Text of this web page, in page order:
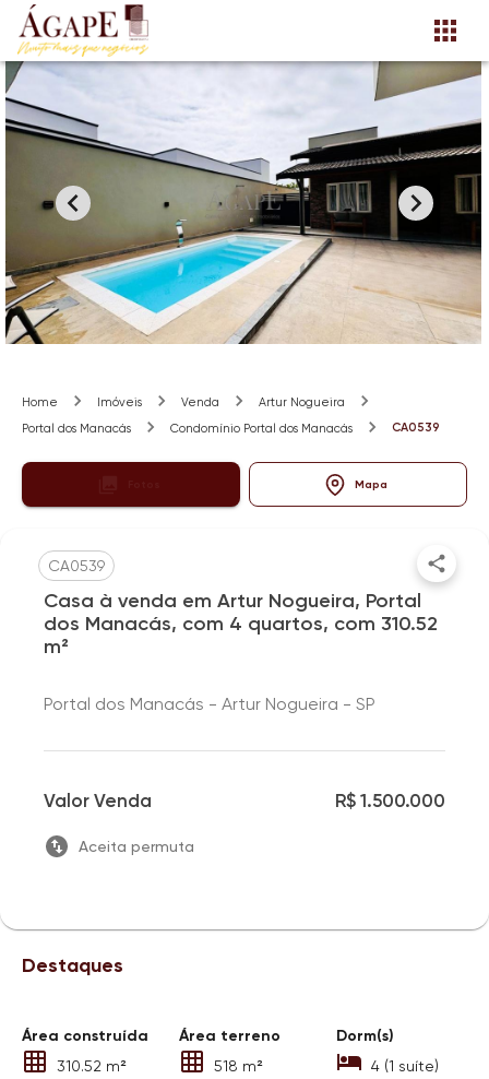
Home Imóveis Venda
Artur Nogueira
Portal dos Manacás
Condomínio Portal dos Manacás CA0539
Mapa
CA0539
Casa à venda em Artur Nogueira, Portal
dos Manacás, com 4 quartos, com 310.52
m²
Portal dos Manacás - Artur Nogueira - SP
Valor Venda R$ 1.500.000
Aceita permuta
Destaques
Área construída
310.52 m²
Área terreno
518 m²
Dorm(s)
4 (1 suíte)